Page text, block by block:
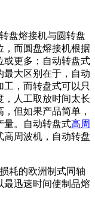
盘熔接机与圆转盘
，而圆盘熔接机根据
或更多；自动转盘式
最大区别在于，自动
，而转盘式可以只
，人工取放时间太长
但如果产品简单，
量。自动转盘式高周
高周波机，自动转盘
耗的欧洲制式同轴
最迅速时间使制品熔